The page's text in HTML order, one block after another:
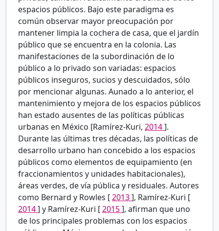
espacios públicos. Bajo este paradigma es
común observar mayor preocupación por
mantener limpia la cochera de casa, que el jardín
público que se encuentra en la colonia. Las
manifestaciones de la subordinación de lo
público a lo privado son variadas: espacios
públicos inseguros, sucios y descuidados, sólo
por mencionar algunas. Aunado a lo anterior, el
mantenimiento y mejora de los espacios públicos
han estado ausentes de las políticas públicas
urbanas en México [Ramírez-Kuri, 2014].
Durante las últimas tres décadas, las políticas de
desarrollo urbano han concebido a los espacios
públicos como elementos de equipamiento (en
fraccionamientos y unidades habitacionales),
áreas verdes, de vía pública y residuales. Autores
como Bernard y Rowles [2013], Ramírez-Kuri [
2014] y Ramírez-Kuri [2015], afirman que uno
de los principales problemas con los espacios